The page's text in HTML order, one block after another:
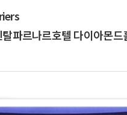
파르나르호텔 다이아몬드